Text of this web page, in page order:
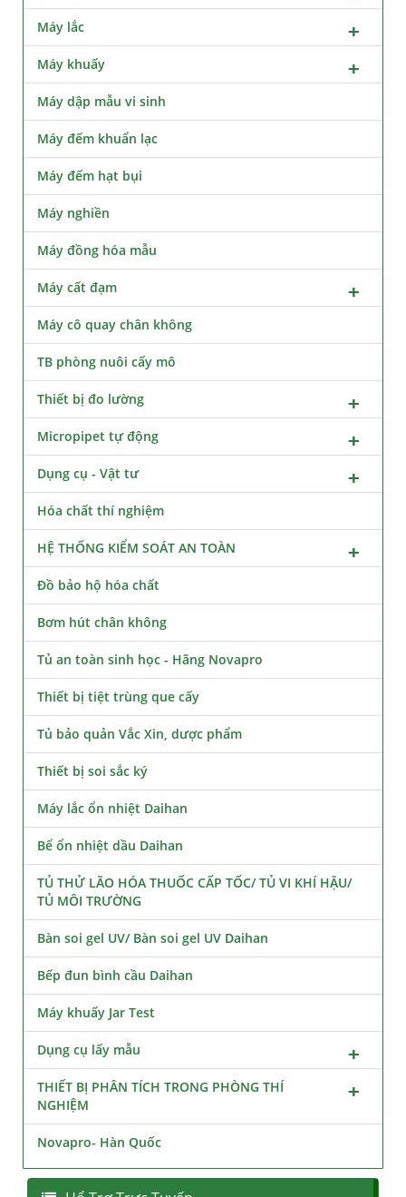
Máy lắc
Máy khuấy
Máy dập mẫu vi sinh
Máy đếm khuẩn lạc
Máy đếm hạt bụi
Máy nghiền
Máy đồng hóa mẫu
Máy cất đạm
Máy cô quay chân không
TB phòng nuôi cấy mô
Thiết bị đo lường
Micropipet tự động
Dụng cụ - Vật tư
Hóa chất thí nghiệm
HỆ THỐNG KIỂM SOÁT AN TOÀN
Đồ bảo hộ hóa chất
Bơm hút chân không
Tủ an toàn sinh học - Hãng Novapro
Thiết bị tiệt trùng que cấy
Tủ bảo quản Vắc Xin, dược phẩm
Thiết bị soi sắc ký
Máy lắc ổn nhiệt Daihan
Bể ổn nhiệt dầu Daihan
TỦ THỬ LÃO HÓA THUỐC CẤP TỐC/ TỦ VI KHÍ HẬU/
TỦ MÔI TRƯỜNG
Bàn soi gel UV/ Bàn soi gel UV Daihan
Bếp đun bình cầu Daihan
Máy khuấy Jar Test
Dụng cụ lấy mẫu
THIẾT BỊ PHÂN TÍCH TRONG PHÒNG THÍ
NGHIỆM
Novapro- Hàn Quốc